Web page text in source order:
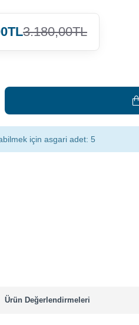
3.180,00TL
için asgari adet: 5
Ürün Değerlendirmeleri